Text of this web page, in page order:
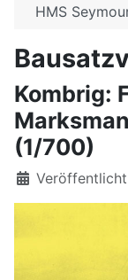
HMS
Kombrig:
(1/700)
Details